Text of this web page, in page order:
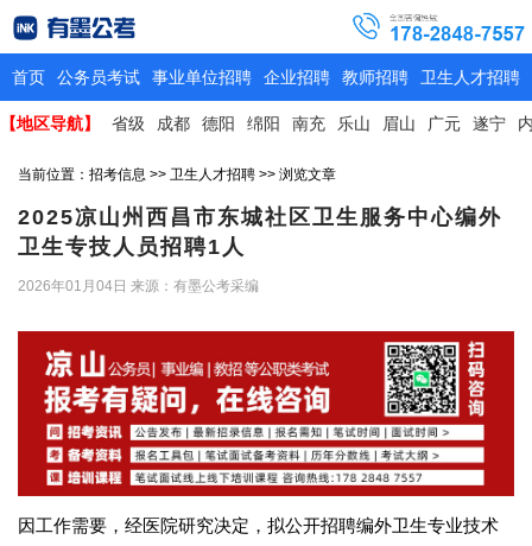
首页 公务员考试 事业单位招聘 企业招聘 教师招聘 卫生人才招聘
【地区导航】 省级 成都 德阳 绵阳 南充 乐山 眉山 广元 遂宁
当前位置： 招考信息 >> 卫生人才招聘 >> 浏览文章
2025凉山州西昌市东城社区卫生服务中心编外
卫生专技人员招聘1人
2026年01月04日 来源：有墨公考采编
因工作需要，经医院研究决定，拟公开招聘编外卫生专业技术